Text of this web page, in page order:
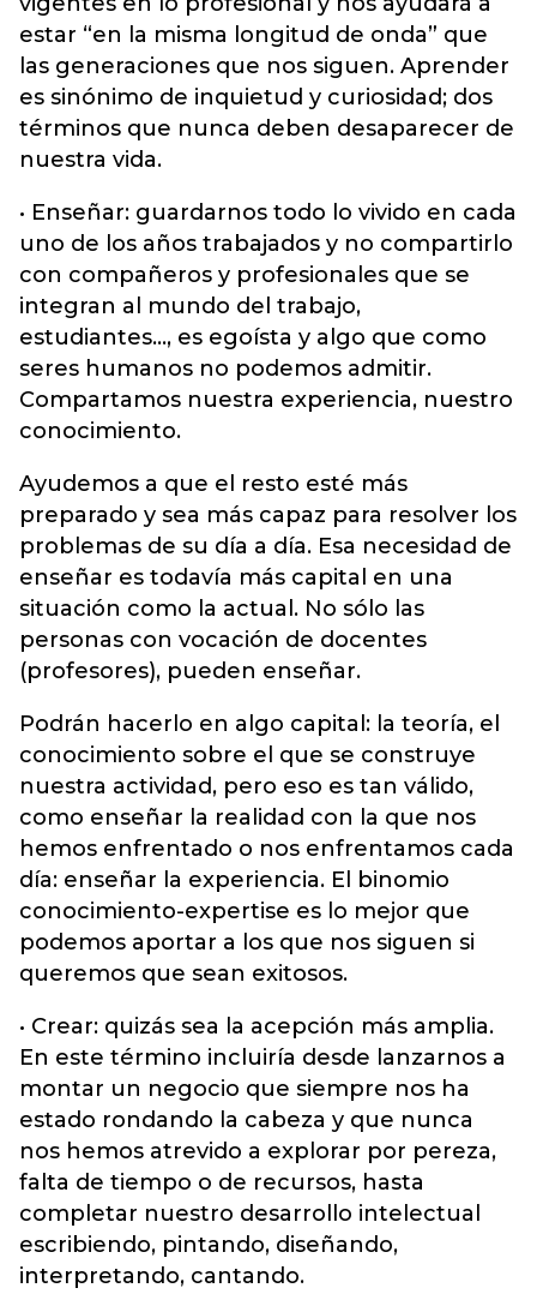
estar “en la misma longitud de onda” que
las generaciones que nos siguen. Aprender
es sinónimo de inquietud y curiosidad; dos
términos que nunca deben desaparecer de
nuestra vida.
• Enseñar: guardarnos todo lo vivido en cada
uno de los años trabajados y no compartirlo
con compañeros y profesionales que se
integran al mundo del trabajo,
estudiantes…, es egoísta y algo que como
seres humanos no podemos admitir.
Compartamos nuestra experiencia, nuestro
conocimiento.
Ayudemos a que el resto esté más
preparado y sea más capaz para resolver los
problemas de su día a día. Esa necesidad de
enseñar es todavía más capital en una
situación como la actual. No sólo las
personas con vocación de docentes
(profesores), pueden enseñar.
Podrán hacerlo en algo capital: la teoría, el
conocimiento sobre el que se construye
nuestra actividad, pero eso es tan válido,
como enseñar la realidad con la que nos
hemos enfrentado o nos enfrentamos cada
día: enseñar la experiencia. El binomio
conocimiento-expertise es lo mejor que
podemos aportar a los que nos siguen si
queremos que sean exitosos.
• Crear: quizás sea la acepción más amplia.
En este término incluiría desde lanzarnos a
montar un negocio que siempre nos ha
estado rondando la cabeza y que nunca
nos hemos atrevido a explorar por pereza,
falta de tiempo o de recursos, hasta
completar nuestro desarrollo intelectual
escribiendo, pintando, diseñando,
interpretando, cantando.